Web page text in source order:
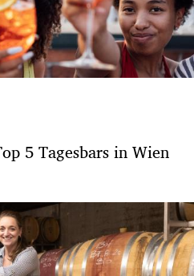
5 Tagesbars in Wien